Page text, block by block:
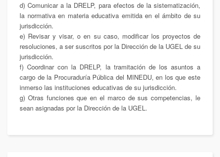
d) Comunicar a la DRELP, para efectos de la sistematización,
la normativa en materia educativa emitida en el ámbito de su
jurisdicción.
e) Revisar y visar, o en su caso, modificar los proyectos de
resoluciones, a ser suscritos por la Dirección de la UGEL de su
jurisdicción.
f) Coordinar con la DRELP, la tramitación de los asuntos a
cargo de la Procuraduría Pública del MINEDU, en los que este
inmerso las instituciones educativas de su jurisdicción.
g) Otras funciones que en el marco de sus competencias, le
sean asignadas por la Dirección de la UGEL.